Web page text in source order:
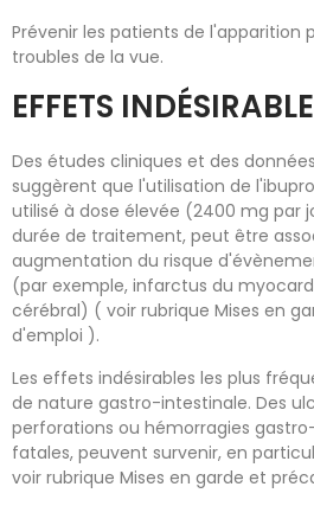
Prévenir les patients de l'apparition
troubles de la vue.
EFFETS
Des études cliniques et des
suggèrent que l'utilisation de
utilisé à dose élevée (2400 mg par
durée de traitement, peut être
augmentation du risque
(par exemple, infarctus du
cérébral) ( voir rubrique Mises en
d'emploi ).
Les effets indésirables les plus
de nature gastro-intestinale. Des
perforations ou hémorragies
fatales, peuvent survenir, en
voir rubrique Mises en garde et